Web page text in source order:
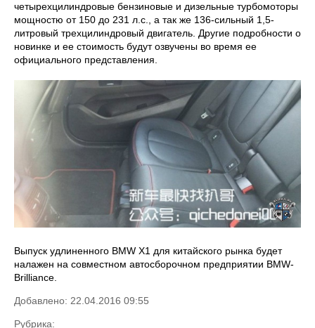
четырехцилиндровые бензиновые и дизельные турбомоторы
мощностю от 150 до 231 л.с., а так же 136-сильный 1,5-
литровый трехцилиндровый двигатель. Другие подробности о
новинке и ее стоимость будут озвучены во время ее
официального представления.
Выпуск удлиненного BMW X1 для китайского рынка будет
налажен на совместном автосборочном предприятии BMW-
Brilliance.
Добавлено: 22.04.2016 09:55
Рубрика: